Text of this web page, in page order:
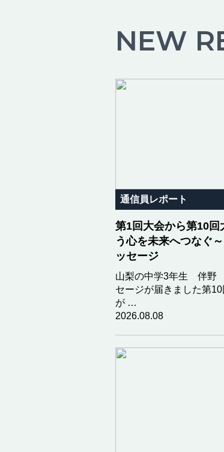
NEW
通信員レポート
第1回大会から第10回
う心を未来へつなぐ
ッセージ
山梨の中学3年生 伴野
セージが届きました第
が …
2026.08.08